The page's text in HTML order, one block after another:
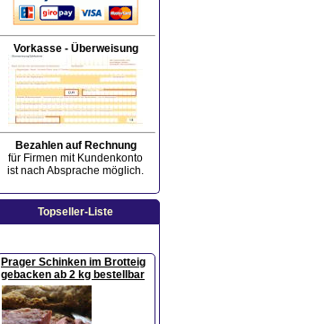
Vorkasse - Überweisung
Bezahlen auf Rechnung
für Firmen mit Kundenkonto
ist nach Absprache möglich.
Topseller-Liste
Prager Schinken im Brotteig
gebacken ab 2 kg bestellbar